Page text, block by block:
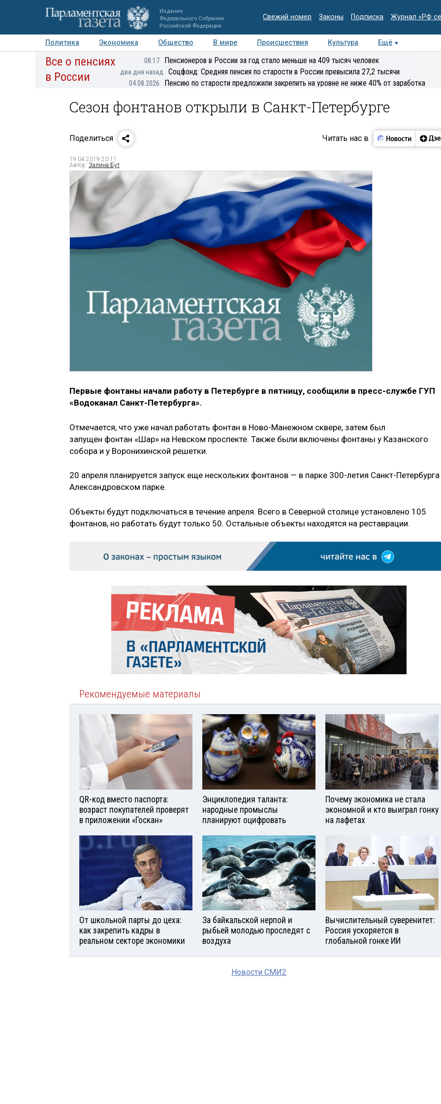
Издание
Федерального Собрания
Российской Федерации
Свежий номер Законы Подписка Журнал «РФ
Политика Экономика Общество В мире Происшествия Культура
Ещё
Авторы Персоны Мнения Регионы Медиацентр Интервью Колумнисты
Все о пенсиях
в России
08:17 Пенсионеров в России за год стало меньше на 409 тысяч человек
два дня назад Соцфонд: Средняя пенсия по старости в России превысила 27,2 тысячи
04.08.2026 Пенсию по старости предложили закрепить на уровне не ниже 40% от заработка
Сезон фонтанов открыли в Санкт-Петербурге
Поделиться Читать нас в
19.04.2019 20:11
Автор: Залина Бут
Первые фонтаны начали работу в Петербурге в пятницу, сообщили в пресс-службе ГУП
«Водоканал Санкт-Петербурга».
Отмечается, что уже начал работать фонтан в Ново-Манежном сквере, затем был
запущен фонтан «Шар» на Невском проспекте. Также были включены фонтаны у Казанского
собора и у Воронихинской решетки.
20 апреля планируется запуск еще нескольких фонтанов — в парке 300-летия Санкт-Петербурга
Александровском парке.
Объекты будут подключаться в течение апреля. Всего в Северной столице установлено 105
фонтанов, но работать будут только 50. Остальные объекты находятся на реставрации.
Рекомендуемые материалы
QR-код вместо паспорта:
возраст покупателей проверят
в приложении «Госкан»
Энциклопедия таланта:
народные промыслы
планируют оцифровать
Почему экономика не стала
экономной и кто выиграл гонку
на лафетах
От школьной парты до цеха:
как закрепить кадры в
реальном секторе экономики
За байкальской нерпой и
рыбьей молодью проследят с
воздуха
Вычислительный суверенитет:
Россия ускоряется в
глобальной гонке ИИ
Новости СМИ2